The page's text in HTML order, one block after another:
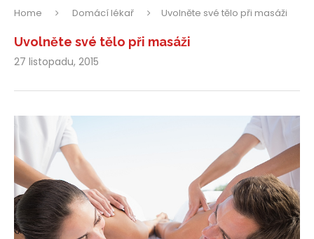
Home Domácí lékař Uvolněte své tělo při masáži
Uvolněte své tělo při masáži
27 listopadu, 2015